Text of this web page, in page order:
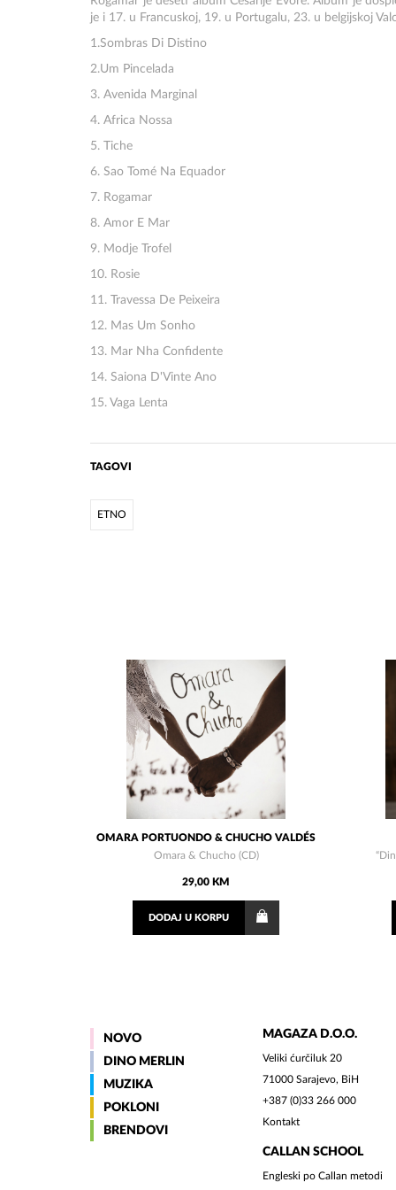
je i 17. u Francuskoj, 19. u Portugalu, 23. u belgijskoj
1.Sombras Di Distino
2.Um Pincelada
3. Avenida Marginal
4. Africa Nossa
5. Tiche
6. Sao Tomé Na Equador
7. Rogamar
8. Amor E Mar
9. Modje Trofel
10. Rosie
11. Travessa De Peixeira
12. Mas Um Sonho
13. Mar Nha Confidente
14. Saiona D'Vinte Ano
15. Vaga Lenta
TAGOVI
ETNO
OMARA PORTUONDO & CHUCHO VALDÉS
Omara & Chucho (CD)
29,00 KM
DODAJ U KORPU
NOVO
DINO MERLIN
MUZIKA
POKLONI
BRENDOVI
MAGAZA D.O.O.
Veliki ćurčiluk 20
71000 Sarajevo, BiH
+387 (0)33 266 000
Kontakt
CALLAN SCHOOL
Engleski po Callan metodi